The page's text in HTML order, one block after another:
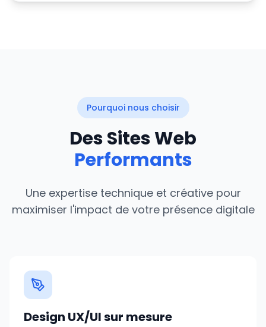
Pourquoi nous choisir
Des Sites Web
Performants
Une expertise technique et créative pour
maximiser l'impact de votre présence digitale
Design UX/UI sur mesure